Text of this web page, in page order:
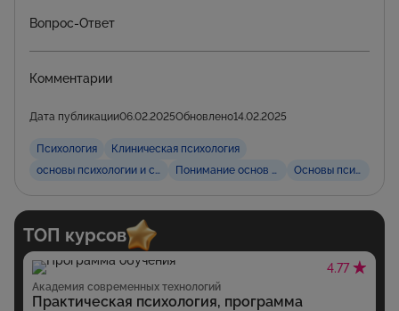
Вопрос-Ответ
Комментарии
Дата публикации06.02.2025Обновлено14.02.2025
Психология
Клиническая психология
основы психологии и самопознанияПонимание основ психологииОсновы психологии
ТОП курсов
4.77
Академия современных технологий
Практическая психология, программа